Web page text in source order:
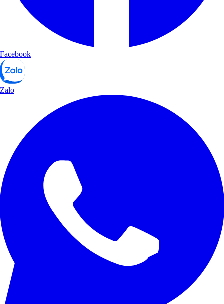
Facebook
Zalo